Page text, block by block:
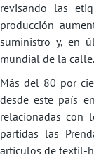
revisando las
producción
suministro y, en
mundial de la calle.
Más del 80 por
desde este país
relacionadas con
partidas las
artículos de textil-